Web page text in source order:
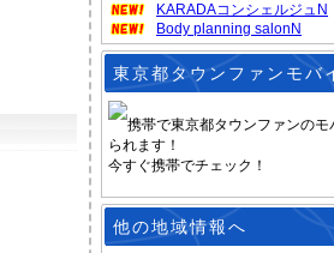
KARADAコンシェルジュN
Body planning salonN
東京都タウンファンモバ
携帯で東京都タウンファンの
られます！
今すぐ携帯でチェック！
他の地域情報へ